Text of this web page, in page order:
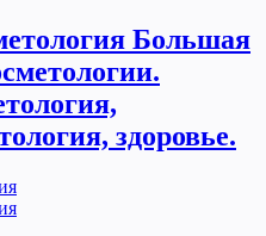
Большая
здоровье.